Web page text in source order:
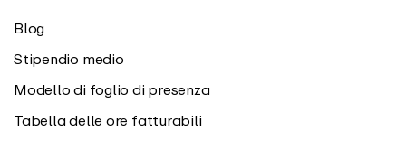
Blog
Stipendio medio
Modello di foglio di presenza
Tabella delle ore fatturabili